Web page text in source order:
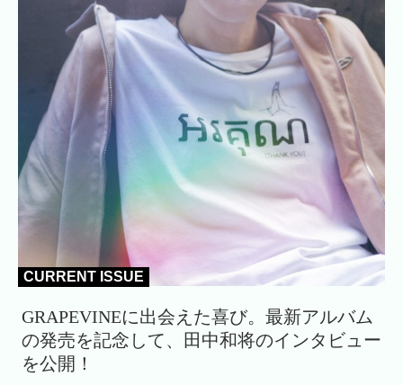
CURRENT ISSUE
GRAPEVINEに出会えた喜び。最新アルバム
の発売を記念して、田中和将のインタビュー
を公開！